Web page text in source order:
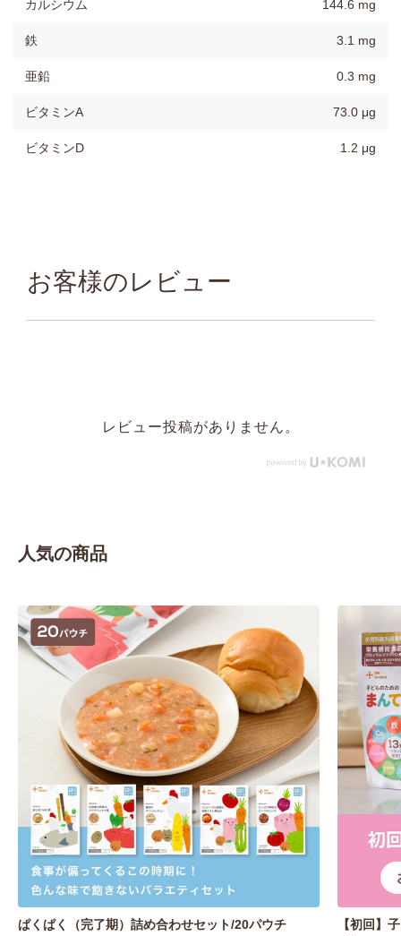
カルシウム 144.6 mg
鉄 3.1 mg
亜鉛 0.3 mg
ビタミンA 73.0 μg
ビタミンD 1.2 μg
お客様のレビュー
レビュー投稿がありません。
人気の商品
ぱくぱく（完了期）詰め合わせセット/20パウチ
【初回】